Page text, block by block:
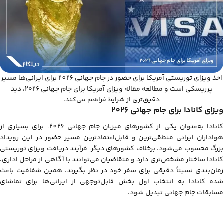
اخذ ویزای توریستی آمریکا برای حضور در جام جهانی 2026 برای ایرانی‌ها مسیر
پرریسکی است و مطالعه مقاله ویزای آمریکا برای جام جهانی ۲۰۲۶، دید
دقیق‌تری از شرایط فراهم می‌کند.
ویزای کانادا برای جام جهانی 2026
کانادا به‌عنوان یکی از کشورهای میزبان جام جهانی 2026، برای بسیاری از
هواداران ایرانی منطقی‌ترین و قابل‌اعتمادترین مسیر حضور در این رویداد
بزرگ محسوب می‌شود. برخلاف کشورهای دیگر، فرآیند دریافت ویزای توریستی
کانادا ساختار مشخص‌تری دارد و متقاضیان می‌توانند با آگاهی از مراحل اداری،
زمان‌بندی نسبتاً دقیقی برای سفر خود در نظر بگیرند. همین شفافیت باعث
شده کانادا به انتخاب اول بخش قابل‌توجهی از ایرانی‌ها برای تماشای
مسابقات جام جهانی تبدیل شود.